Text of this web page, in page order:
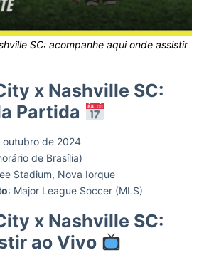
SC: acompanhe aqui onde assistir
x Nashville SC:
Partida
de 2024
de Brasília)
Stadium, Nova Iorque
: Major League Soccer (MLS)
x Nashville SC:
ao Vivo